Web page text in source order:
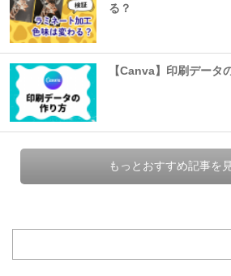
る？
【Canva】印刷データ
もっとおすすめ記事を